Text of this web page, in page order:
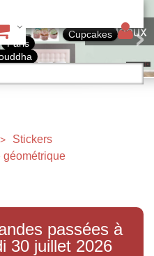
Tableaux
Paris
Cupcakes
>
Stickers
géométrique
passées à
30 juillet 2026